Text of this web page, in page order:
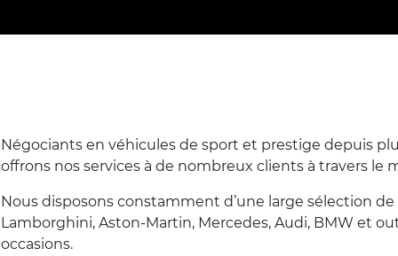
Négociants en véhicules de sport et prestige depuis
offrons nos services à de nombreux clients à travers le
Nous disposons constamment d’une large sélection de
Lamborghini, Aston-Martin, Mercedes, Audi, BMW et
occasions.